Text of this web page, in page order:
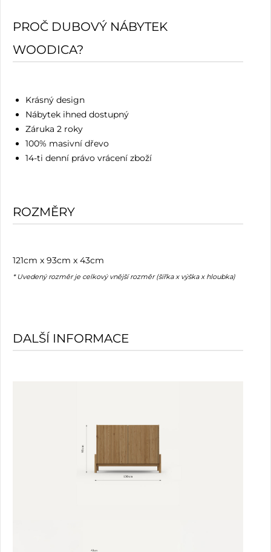
PROČ DUBOVÝ NÁBYTEK
WOODICA?
Krásný design
Nábytek ihned dostupný
Záruka 2 roky
100% masivní dřevo
14-ti denní právo vrácení zboží
ROZMĚRY
121cm x 93cm x 43cm
* Uvedený rozměr je celkový vnější rozměr (šířka x výška x hloubka)
DALŠÍ INFORMACE